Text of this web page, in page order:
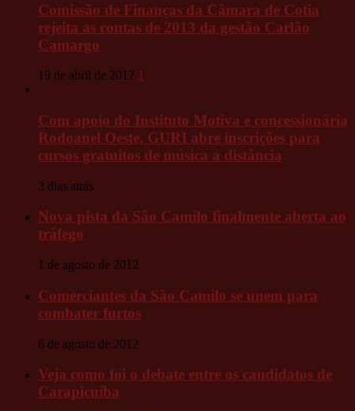
Comissão de Finanças da Câmara de Cotia
rejeita as contas de 2013 da gestão Carlão
Camargo
19 de abril de 2017 1
Com apoio do Instituto Motiva e concessionária
Rodoanel Oeste, GURI abre inscrições para
cursos gratuitos de música a distância
3 dias atrás
Nova pista da São Camilo finalmente aberta ao
tráfego
1 de agosto de 2012
Comerciantes da São Camilo se unem para
combater furtos
6 de agosto de 2012
Veja como foi o debate entre os candidatos de
Carapicuíba